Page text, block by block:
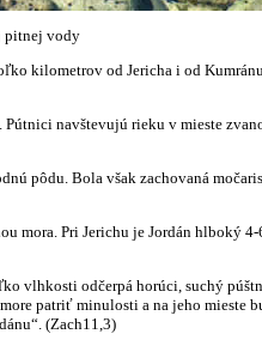
pitnej vody
kilometrov od Jericha i od
navštevujú rieku v mieste
pôdu. Bola však zachovaná
mora. Pri Jerichu je Jordán hlboký
vlhkosti odčerpá horúci, suchý
patriť minulosti a na jeho mieste
(Zach11,3)